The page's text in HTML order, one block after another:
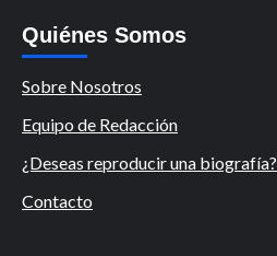
Quiénes Somos
Sobre Nosotros
Equipo de Redacción
¿Deseas reproducir una biografía?
Contacto